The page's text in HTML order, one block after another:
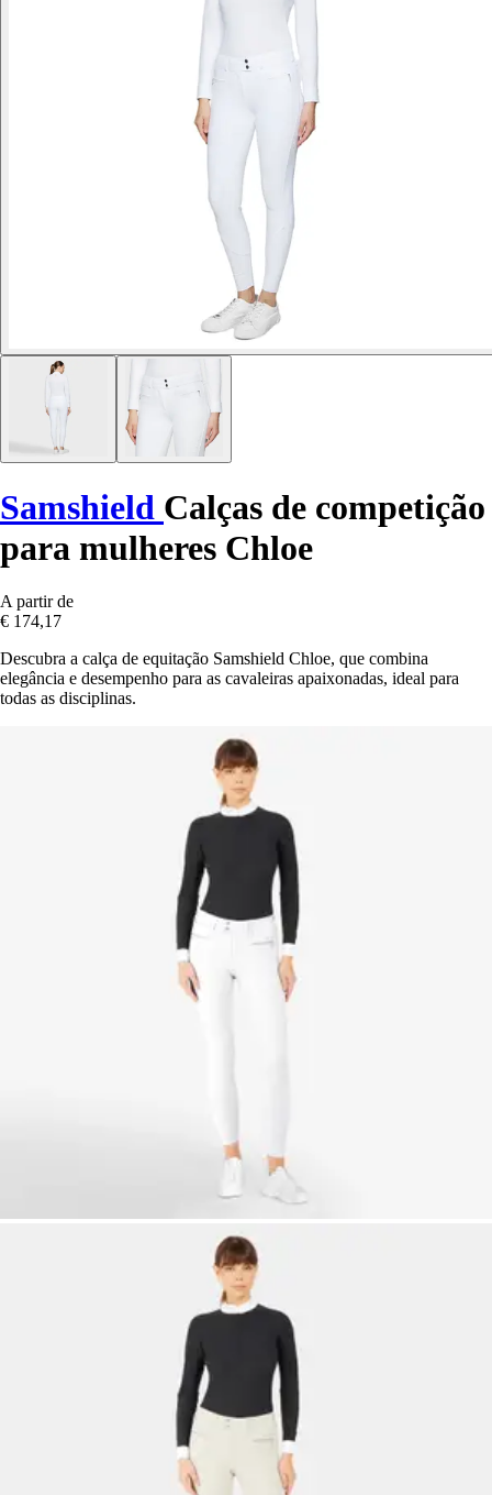
Samshield Calças de competição
para mulheres Chloe
A partir de
€ 174,17
Descubra a calça de equitação Samshield Chloe, que combina
elegância e desempenho para as cavaleiras apaixonadas, ideal para
todas as disciplinas.